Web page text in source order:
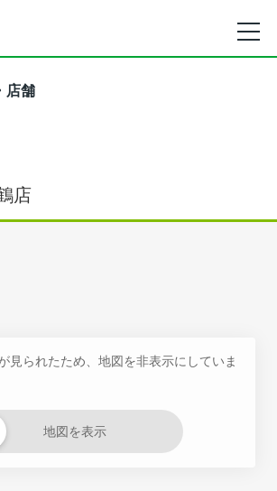
店舗
店
見られたため、地図を非表示にしていま
地図を表示